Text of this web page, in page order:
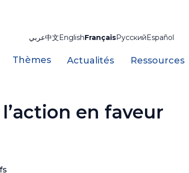
عربي中文EnglishFrançaisРусскийEspañol
Thèmes Actualités Ressources
en faveur